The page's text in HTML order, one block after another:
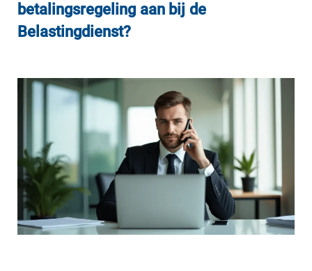
betalingsregeling aan bij de
Belastingdienst?